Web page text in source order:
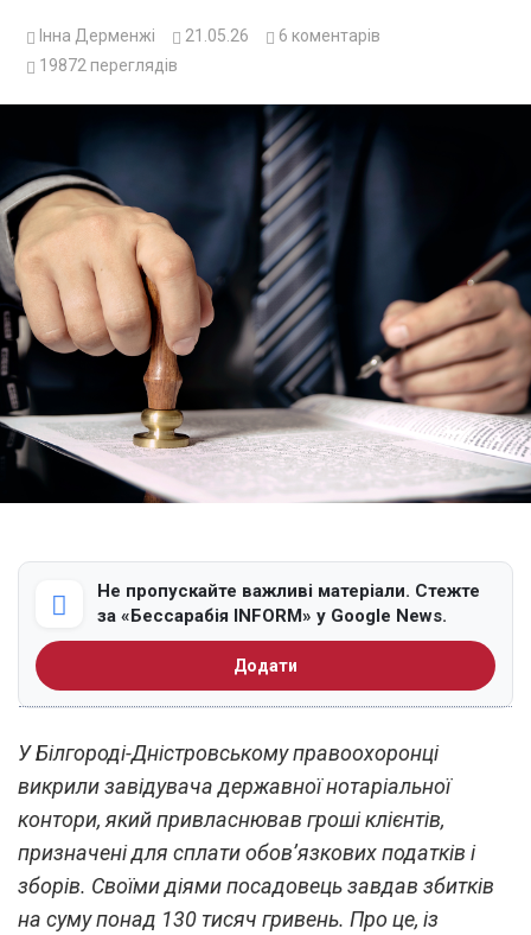
Інна Дерменжі 21.05.26 6 коментарів
19872 переглядів
Не пропускайте важливі матеріали. Стежте
за «Бессарабія INFORM» у Google News.
Додати
У Білгороді-Дністровському правоохоронці
викрили завідувача державної нотаріальної
контори, який привласнював гроші клієнтів,
призначені для сплати обов’язкових податків і
зборів. Своїми діями посадовець завдав збитків
на суму понад 130 тисяч гривень. Про це, із